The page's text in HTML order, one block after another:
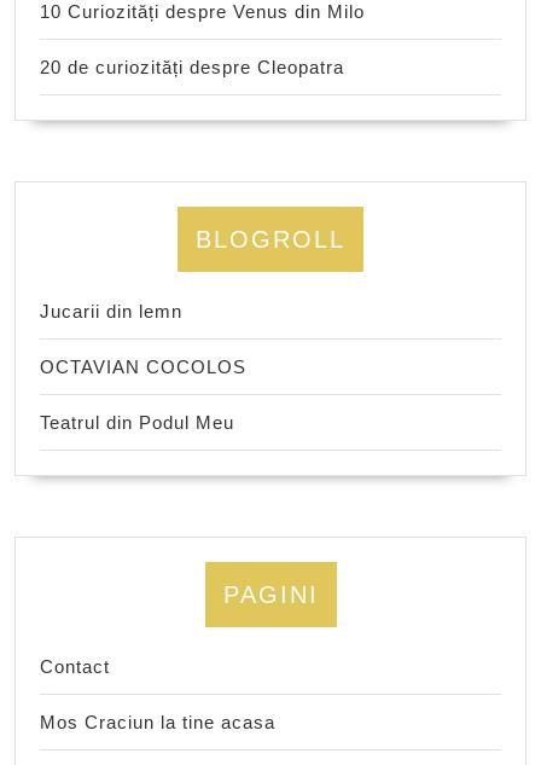
10 Curiozități despre Venus din Milo
20 de curiozități despre Cleopatra
BLOGROLL
Jucarii din lemn
OCTAVIAN COCOLOS
Teatrul din Podul Meu
PAGINI
Contact
Mos Craciun la tine acasa